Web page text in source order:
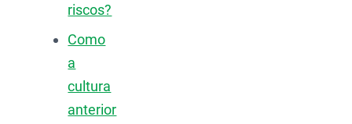
riscos?
Como
a
cultura
anterior